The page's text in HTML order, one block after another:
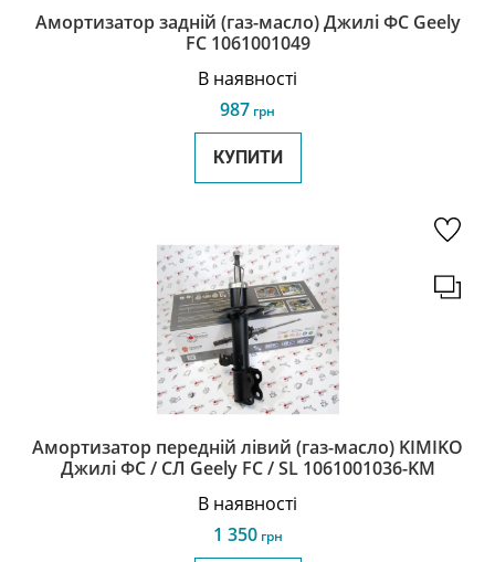
Амортизатор задній (газ-масло) Джилі ФС Geely
FC 1061001049
В наявності
987 грн
КУПИТИ
Амортизатор передній лівий (газ-масло) KIMIKO
Джилі ФС / СЛ Geely FC / SL 1061001036-KM
В наявності
1 350грн